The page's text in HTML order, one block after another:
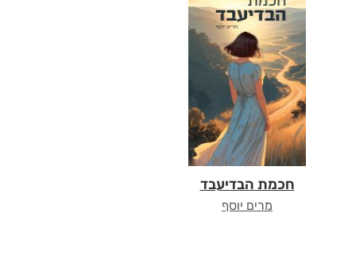
חכמת הבדיעבד
מרים יוסף